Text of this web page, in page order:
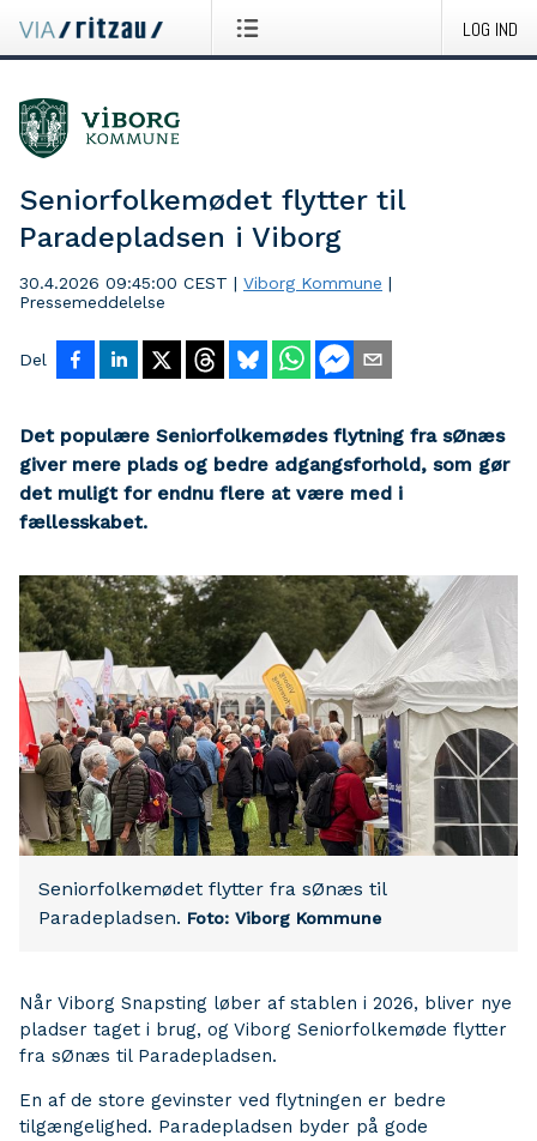
LOG IND
Seniorfolkemødet flytter til
Paradepladsen i Viborg
30.4.2026 09:45:00 CEST | Viborg Kommune |
Pressemeddelelse
Del
Det populære Seniorfolkemødes flytning fra sØnæs
giver mere plads og bedre adgangsforhold, som gør
det muligt for endnu flere at være med i
fællesskabet.
Seniorfolkemødet flytter fra sØnæs til
Paradepladsen. Foto: Viborg Kommune
Når Viborg Snapsting løber af stablen i 2026, bliver nye
pladser taget i brug, og Viborg Seniorfolkemøde flytter
fra sØnæs til Paradepladsen.
En af de store gevinster ved flytningen er bedre
tilgængelighed. Paradepladsen byder på gode